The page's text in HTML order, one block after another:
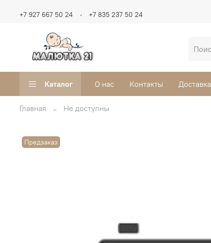
+7 927 667 50 24 +7 835 237 50 24
Каталог О нас Контакты Доставка
Главная Не доступны
Предзаказ